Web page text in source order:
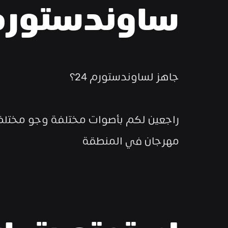
ساوندستورم
جاهز لساوندستورم 24؟
مهرجان في المنطقة